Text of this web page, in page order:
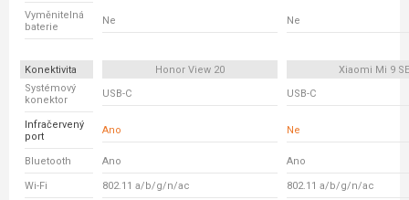
Vyměnitelná
baterie
Ne Ne
Konektivita Honor View 20
Xiaomi Mi 9 SE
Systémový
konektor
USB-C USB-C
Infračervený
port
Ano Ne
Bluetooth Ano Ano
Wi-Fi 802.11 a/b/g/n/ac 802.11 a/b/g/n/ac